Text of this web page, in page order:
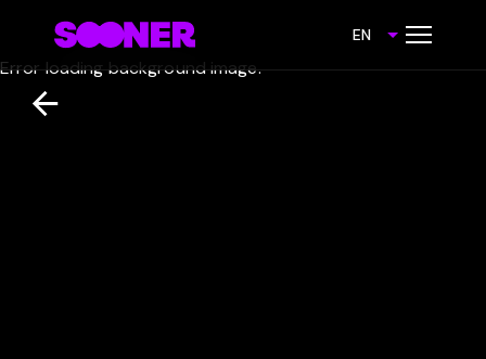
EN
Error loading background image.